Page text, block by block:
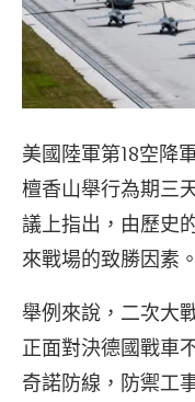
美國陸軍第18空降
檀香山舉行為期三
議上指出，由歷史
來戰場的致勝因素。
舉例來說，二次大
正面對決德國戰車
奇諾防線，防禦工